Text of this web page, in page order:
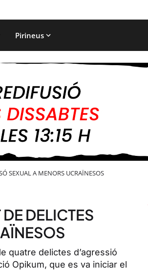
Pirineus
SEXUAL A MENORS UCRAÏNESOS
DELICTES
quatre delictes d’agressió
Opikum, que es va iniciar el